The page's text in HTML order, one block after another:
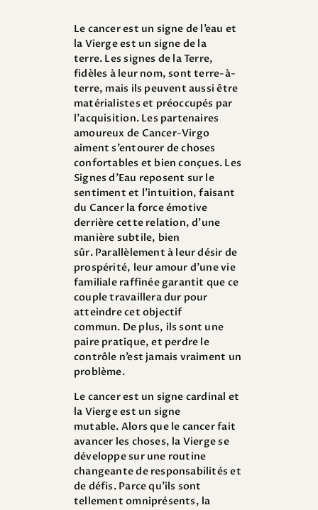
Le cancer est un signe de l’eau et
la Vierge est un signe de la
terre. Les signes de la Terre,
fidèles à leur nom, sont terre-à-
terre, mais ils peuvent aussi être
matérialistes et préoccupés par
l’acquisition. Les partenaires
amoureux de Cancer-Virgo
aiment s’entourer de choses
confortables et bien conçues. Les
Signes d’Eau reposent sur le
sentiment et l’intuition, faisant
du Cancer la force émotive
derrière cette relation, d’une
manière subtile, bien
sûr. Parallèlement à leur désir de
prospérité, leur amour d’une vie
familiale raffinée garantit que ce
couple travaillera dur pour
atteindre cet objectif
commun. De plus, ils sont une
paire pratique, et perdre le
contrôle n’est jamais vraiment un
problème.
Le cancer est un signe cardinal et
la Vierge est un signe
mutable. Alors que le cancer fait
avancer les choses, la Vierge se
développe sur une routine
changeante de responsabilités et
de défis. Parce qu’ils sont
tellement omniprésents, la